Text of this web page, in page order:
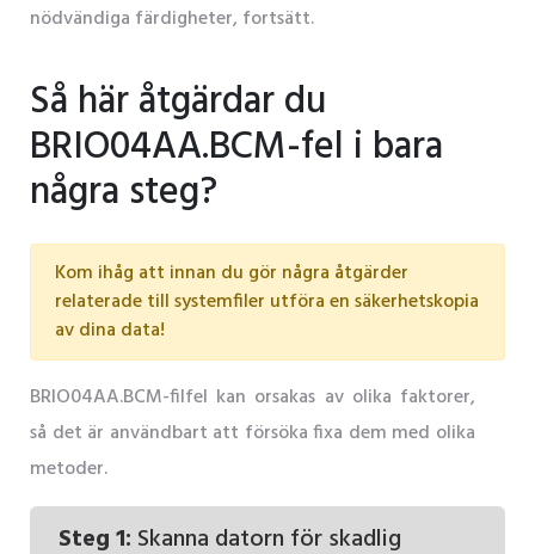
nödvändiga färdigheter, fortsätt.
Så här åtgärdar du
BRIO04AA.BCM-fel i bara
några steg?
Kom ihåg att innan du gör några åtgärder
relaterade till systemfiler utföra en säkerhetskopia
av dina data!
BRIO04AA.BCM-filfel kan orsakas av olika faktorer,
så det är användbart att försöka fixa dem med olika
metoder.
Steg 1: Skanna datorn för skadlig